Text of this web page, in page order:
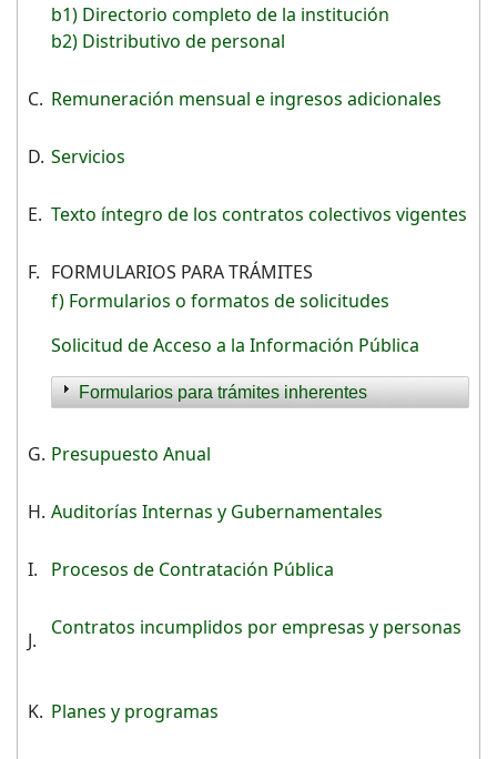
b1) Directorio completo de la institución
b2) Distributivo de personal
C. Remuneración mensual e ingresos adicionales
D. Servicios
E. Texto íntegro de los contratos colectivos vigentes
F. FORMULARIOS PARA TRÁMITES
f) Formularios o formatos de solicitudes
Solicitud de Acceso a la Información Pública
Formularios para trámites inherentes
G. Presupuesto Anual
H. Auditorías Internas y Gubernamentales
I. Procesos de Contratación Pública
J.
Contratos incumplidos por empresas y personas
K. Planes y programas